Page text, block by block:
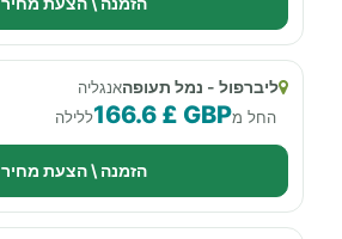
ליברפול - נמל תעופהאנגליה
החל מ166.6 £ GBPללילה
הזמנה \ הצעת מחיר